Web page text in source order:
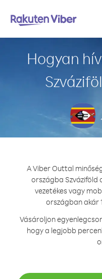
Hogyan
A Viber Outtal
országba Szváziföld
vezetékes vagy
országban akár
Vásároljon
hogy a legjobb